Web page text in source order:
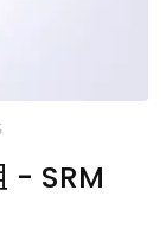
- SRM